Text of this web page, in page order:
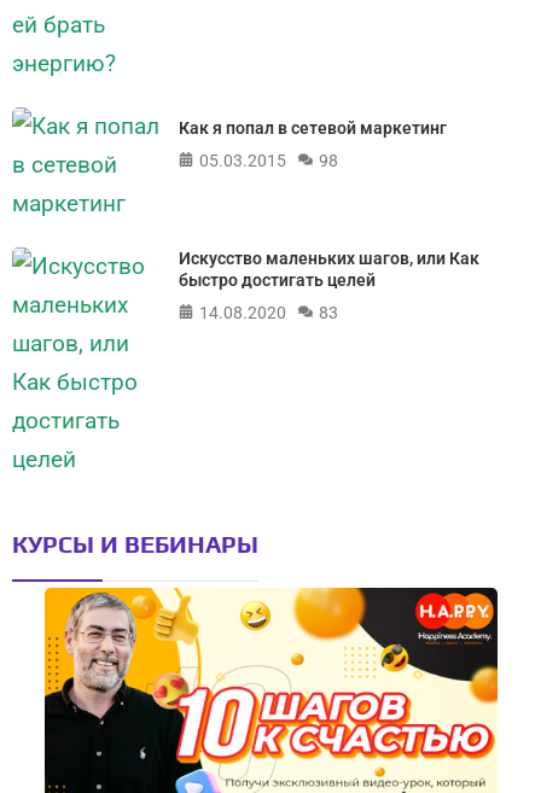
Как я попал в сетевой маркетинг
05.03.2015
98
Искусство маленьких шагов, или Как
быстро достигать целей
14.08.2020
83
КУРСЫ И ВЕБИНАРЫ